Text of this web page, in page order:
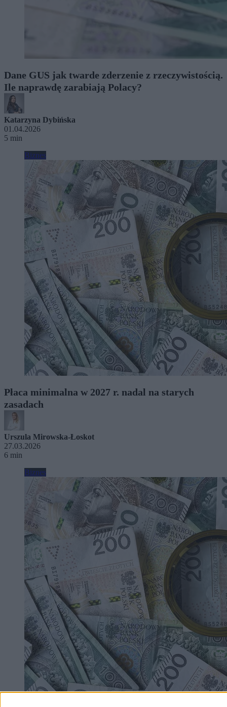
Dane GUS jak twarde zderzenie z rzeczywistością.
Ile naprawdę zarabiają Polacy?
Katarzyna Dybińska
01.04.2026
5 min
Biznes
Płaca minimalna w 2027 r. nadal na starych
zasadach
Urszula Mirowska-Łoskot
27.03.2026
6 min
Biznes